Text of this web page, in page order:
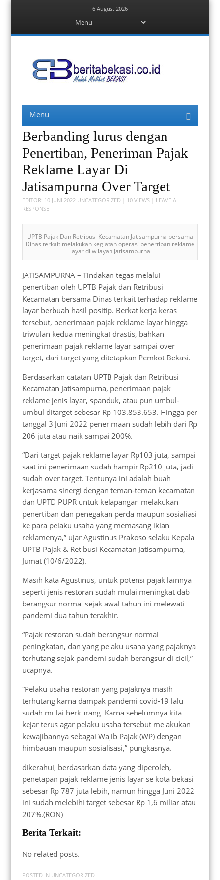
6 August 2026
content
Berita Bekasi
Menu
content
Berbanding lurus dengan
Penertiban, Peneriman Pajak
Reklame Layar Di
Jatisampurna Over Target
EDITOR: 10 JUNI 2022 UNCATEGORIZED | 10 VIEWS | LEAVE A
RESPONSE
UPTB Pajak Dan Retribusi Kecamatan Jatisampurna bersama
Dinas terkait melakukan kegiatan operasi penertiban reklame
layar di wilayah Jatisampurna
JATISAMPURNA – Tindakan tegas melalui
penertiban oleh UPTB Pajak dan Retribusi
Kecamatan bersama Dinas terkait terhadap reklame
layar berbuah hasil positip. Berkat kerja keras
tersebut, penerimaan pajak reklame layar hingga
triwulan kedua meningkat drastis, bahkan
penerimaan pajak reklame layar sampai over
target, dari target yang ditetapkan Pemkot Bekasi.
Berdasarkan catatan UPTB Pajak dan Retribusi
Kecamatan Jatisampurna, penerimaan pajak
reklame jenis layar, spanduk, atau pun umbul-
umbul ditarget sebesar Rp 103.853.653. Hingga per
tanggal 3 Juni 2022 penerimaan sudah lebih dari Rp
206 juta atau naik sampai 200%.
“Dari target pajak reklame layar Rp103 juta, sampai
saat ini penerimaan sudah hampir Rp210 juta, jadi
sudah over target. Tentunya ini adalah buah
kerjasama sinergi dengan teman-teman kecamatan
dan UPTD PUPR untuk kelapangan melakukan
penertiban dan penegakan perda maupun sosialiasi
ke para pelaku usaha yang memasang iklan
reklamenya,” ujar Agustinus Prakoso selaku Kepala
UPTB Pajak & Retibusi Kecamatan Jatisampurna,
Jumat (10/6/2022).
Masih kata Agustinus, untuk potensi pajak lainnya
seperti jenis restoran sudah mulai meningkat dab
berangsur normal sejak awal tahun ini melewati
pandemi dua tahun terakhir.
“Pajak restoran sudah berangsur normal
peningkatan, dan yang pelaku usaha yang pajaknya
terhutang sejak pandemi sudah berangsur di cicil,”
ucapnya.
“Pelaku usaha restoran yang pajaknya masih
terhutang karna dampak pandemi covid-19 lalu
sudah mulai berkurang. Karna sebelumnya kita
kejar terus agar pelaku usaha tersebut melakukan
kewajibannya sebagai Wajib Pajak (WP) dengan
himbauan maupun sosialisasi,” pungkasnya.
dikerahui, berdasarkan data yang diperoleh,
penetapan pajak reklame jenis layar se kota bekasi
sebesar Rp 787 juta lebih, namun hingga Juni 2022
ini sudah melebihi target sebesar Rp 1,6 miliar atau
207%.(RON)
Berita Terkait:
No related posts.
POSTED IN UNCATEGORIZED